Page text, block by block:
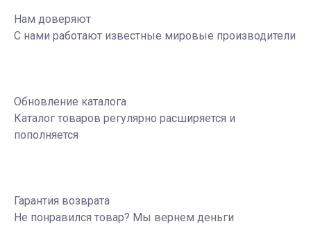
Нам доверяют
С нами работают известные мировые производители
Обновление каталога
Каталог товаров регулярно расширяется и
пополняется
Гарантия возврата
Не понравился товар? Мы вернем деньги